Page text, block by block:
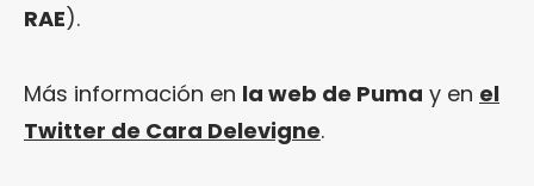
RAE).
Más información en la web de Puma y en el
Twitter de Cara Delevigne.